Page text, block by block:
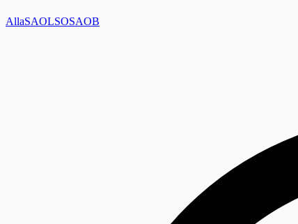
AllaSAOLSOSAOB